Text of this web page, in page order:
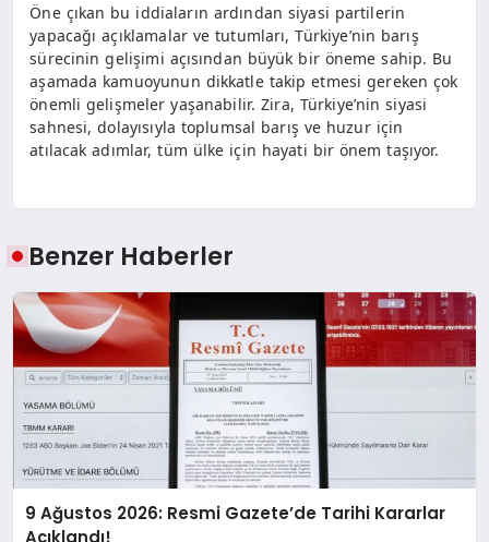
Öne çıkan bu iddiaların ardından siyasi partilerin
yapacağı açıklamalar ve tutumları, Türkiye’nin barış
sürecinin gelişimi açısından büyük bir öneme sahip. Bu
aşamada kamuoyunun dikkatle takip etmesi gereken çok
önemli gelişmeler yaşanabilir. Zira, Türkiye’nin siyasi
sahnesi, dolayısıyla toplumsal barış ve huzur için
atılacak adımlar, tüm ülke için hayati bir önem taşıyor.
Benzer Haberler
9 Ağustos 2026: Resmi Gazete’de Tarihi Kararlar
Açıklandı!